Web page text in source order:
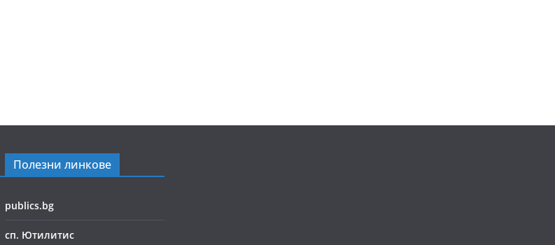
Полезни линкове
publics.bg
сп. Ютилитис